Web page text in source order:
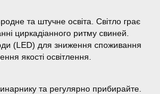
та штучне освіта. Світло грає
циркадіанного ритму свиней.
(LED) для зниження споживання
якості освітлення.
та регулярно прибирайте.